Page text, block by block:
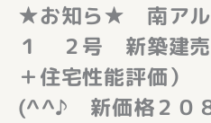
★お知ら★ 南アル
１ ２号 新築建売
＋住宅性能評価）
(^^♪ 新価格２０